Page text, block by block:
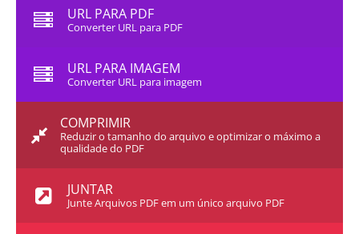
URL PARA PDF
Converter URL para PDF
URL PARA IMAGEM
Converter URL para imagem
COMPRIMIR
Reduzir o tamanho do arquivo e optimizar o máximo a
qualidade do PDF
JUNTAR
Junte Arquivos PDF em um único arquivo PDF